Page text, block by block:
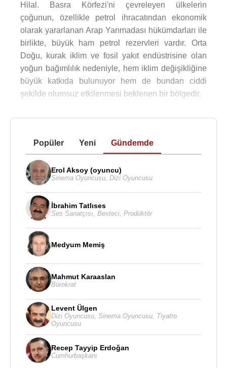
Hilal. Basra Körfezi'ni çevreleyen ülkelerin
çoğunun, özellikle petrol ihracatından ekonomik
olarak yararlanan Arap Yarımadası hükümdarları ile
birlikte, büyük ham petrol rezervleri vardır. Orta
Doğu, kurak iklim ve fosil yakıt endüstrisine olan
yoğun bağımlılık nedeniyle, hem iklim değişikliğine
büyük katkıda bulunuyor hem de bundan ciddi
şekilde olumsuz etkilenmesi beklenen bir bölgedir.
Popüler Yeni Gündemde
Erol Aksoy (oyuncu)
Sinema Oyuncusu Dizi Oyuncusu
İbrahim Tatlıses
Ses Sanatçısı Besteci Prodüktör
Medyum Memiş
Mahmut Karaaslan
Bürokrat
Levent Ülgen
Dizi Oyuncusu, Sinema Oyuncusu, Tiyatro
Oyuncusu
Recep Tayyip Erdoğan
Cumhurbaşkanı